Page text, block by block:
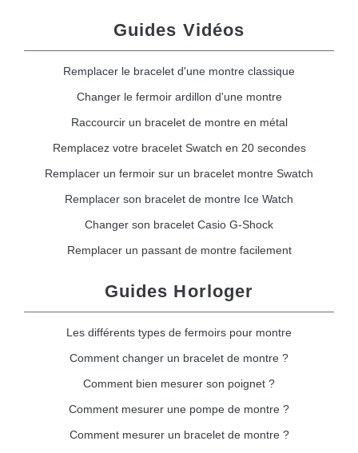
Guides Vidéos
Remplacer le bracelet d'une montre classique
Changer le fermoir ardillon d'une montre
Raccourcir un bracelet de montre en métal
Remplacez votre bracelet Swatch en 20 secondes
Remplacer un fermoir sur un bracelet montre Swatch
Remplacer son bracelet de montre Ice Watch
Changer son bracelet Casio G-Shock
Remplacer un passant de montre facilement
Guides Horloger
Les différents types de fermoirs pour montre
Comment changer un bracelet de montre ?
Comment bien mesurer son poignet ?
Comment mesurer une pompe de montre ?
Comment mesurer un bracelet de montre ?